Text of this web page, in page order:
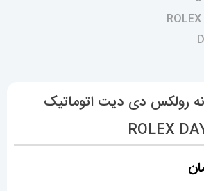
رولکس دی دیت اتوماتیک